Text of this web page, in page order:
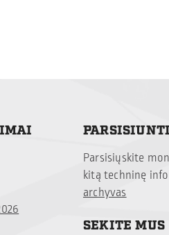
Parsisiųskite
kitą techninę
archyvas
SEKITE MUS